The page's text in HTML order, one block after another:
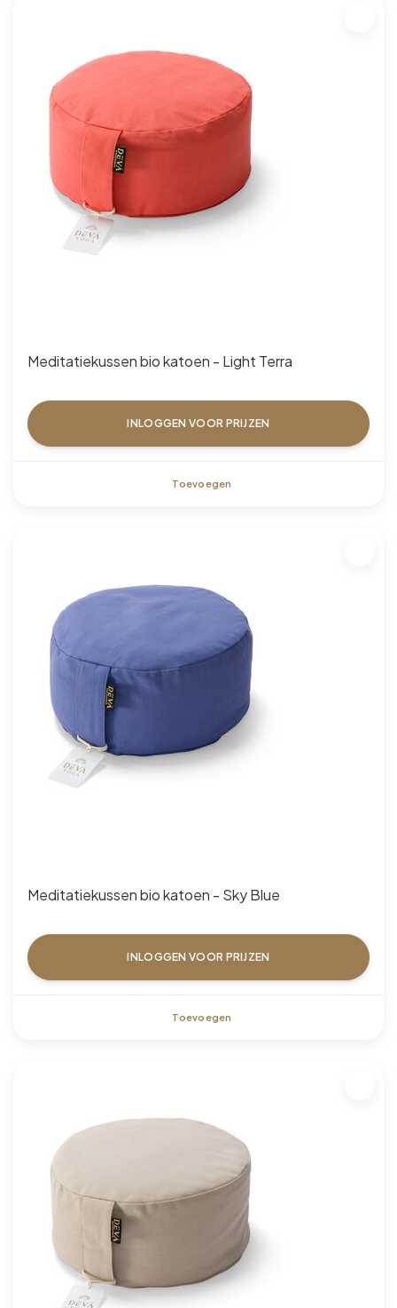
Meditatiekussen bio katoen - Light Terra
INLOGGEN VOOR PRIJZEN
Toevoegen
Meditatiekussen bio katoen - Sky Blue
INLOGGEN VOOR PRIJZEN
Toevoegen